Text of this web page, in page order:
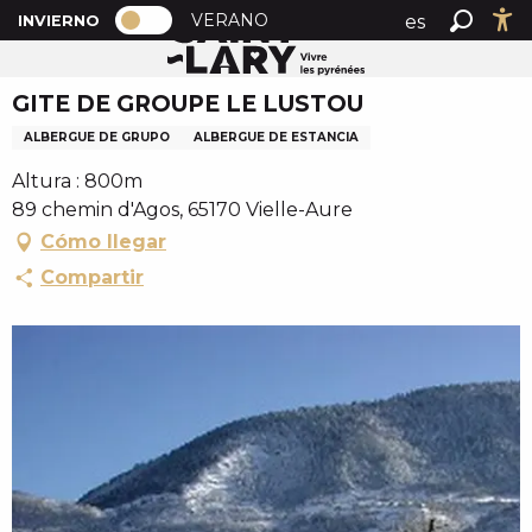
A
l
e
r
u
c
o
n
e
n
PAGE D’ACCUEIL ACTUELLE HIVER : PASSER EN
INVIERNO PAGE D’ACCUEIL ACTUELLE HIVER :
VERANO
es
Buscar
Inicio GITE DE GROUPE LE LUSTOU
GITE DE GROUPE LE LUSTOU
ALBERGUE DE GRUPO ALBERGUE DE ESTANCIA
Altura : 800m
89 chemin d'Agos, 65170 Vielle-Aure
Cómo llegar
Compartir